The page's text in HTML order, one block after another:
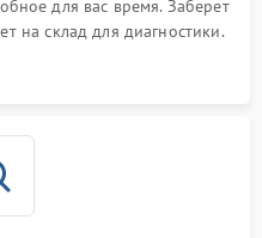
для вас время. Заберет
на склад для диагностики.